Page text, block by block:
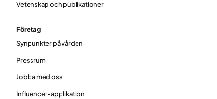
Vetenskap och publikationer
Företag
Synpunkter på vården
Pressrum
Jobba med oss
Influencer-applikation